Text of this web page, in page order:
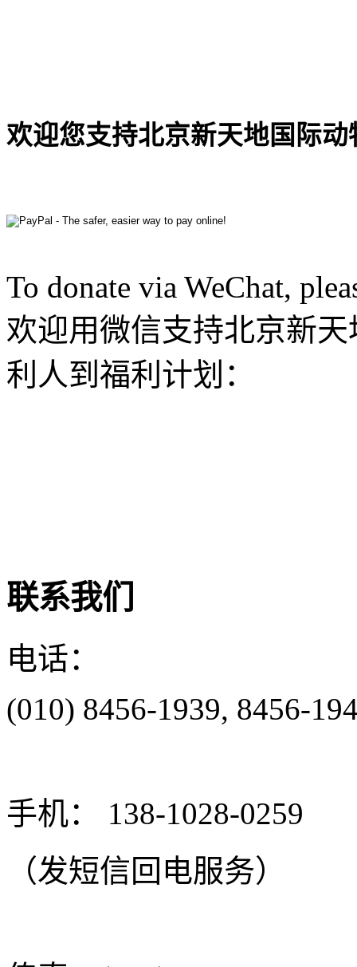
欢迎您支持北京新天地国际
To donate via WeChat,
欢迎用微信支持北京新
利人到福利计划：
联系我们
电话：
(010) 8456-1939, 8456-
手机： 138-1028-0259
（发短信回电服务）